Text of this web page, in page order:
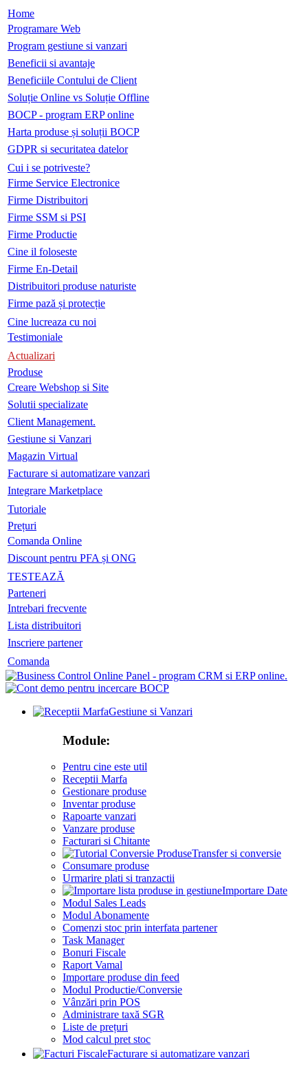
Home
Programare Web
Program gestiune si vanzari
Beneficii si avantaje
Beneficiile Contului de Client
Soluție Online vs Soluție Offline
BOCP - program ERP online
Harta produse și soluții BOCP
GDPR si securitatea datelor
Cui i se potriveste?
Firme Service Electronice
Firme Distribuitori
Firme SSM si PSI
Firme Productie
Cine il foloseste
Firme En-Detail
Distribuitori produse naturiste
Firme pază și protecție
Cine lucreaza cu noi
Testimoniale
Actualizari
Produse
Creare Webshop si Site
Solutii specializate
Client Management.
Gestiune si Vanzari
Magazin Virtual
Facturare si automatizare vanzari
Integrare Marketplace
Tutoriale
Prețuri
Comanda Online
Discount pentru PFA și ONG
TESTEAZĂ
Parteneri
Intrebari frecvente
Lista distribuitori
Inscriere partener
Comanda
Gestiune si Vanzari
Module:
Pentru cine este util
Receptii Marfa
Gestionare produse
Inventar produse
Rapoarte vanzari
Vanzare produse
Facturari si Chitante
Transfer si conversie
Consumare produse
Urmarire plati si tranzactii
Importare Date
Modul Sales Leads
Modul Abonamente
Comenzi stoc prin interfata partener
Task Manager
Bonuri Fiscale
Raport Vamal
Importare produse din feed
Modul Productie/Conversie
Vânzări prin POS
Administrare taxă SGR
Liste de prețuri
Mod calcul pret stoc
Facturare si automatizare vanzari